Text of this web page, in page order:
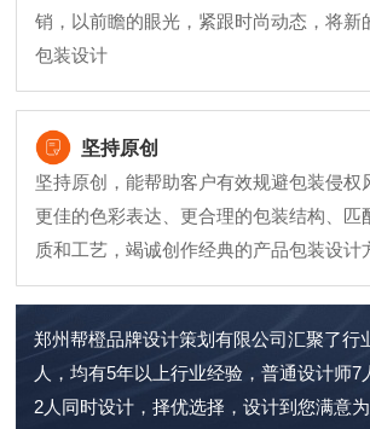
销，以前瞻的眼光，紧跟时尚动态，将新
包装设计
坚持原创
坚持原创，能帮助客户有效规避包装侵权
更佳的色彩表达、更合理的包装结构、匹
质和工艺，竭诚创作经典的产品包装设计
郑州帮橙品牌设计策划有限公司汇聚了行
人，均有5年以上行业经验，普通设计师7
2人同时设计，择优选择，设计到您满意